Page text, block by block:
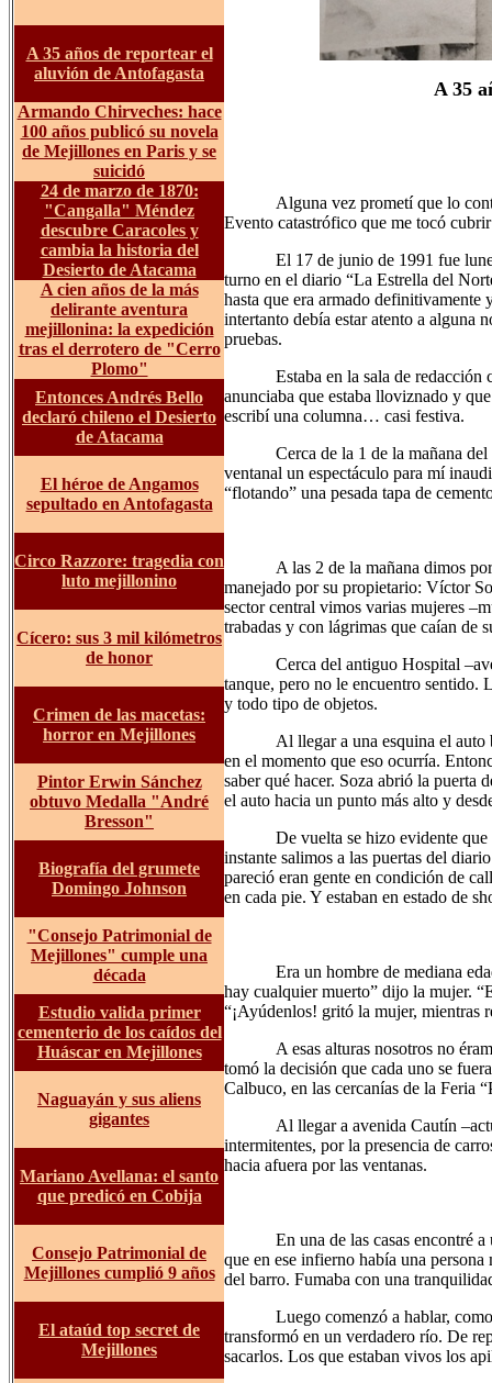
A 35
Alguna vez prometí que lo
Evento catastrófico que me tocó
El 17 de junio de 1991 fue
turno en el diario “La Estrella del
hasta que era armado definitivamente
intertanto debía estar atento a alguna
pruebas.
Estaba en la sala de
anunciaba que estaba lloviznado y
escribí una columna… casi festiva.
Cerca de la 1 de la mañana
ventanal un espectáculo para mí
“flotando” una pesada tapa de
A las 2 de la mañana dimos
manejado por su propietario: Víctor
sector central vimos varias mujeres
trabadas y con lágrimas que caían de
Cerca del antiguo Hospital
tanque, pero no le encuentro sentido.
y todo tipo de objetos.
Al llegar a una esquina el
en el momento que eso ocurría.
saber qué hacer. Soza abrió la puerta
el auto hacia un punto más alto y
De vuelta se hizo evidente
instante salimos a las puertas del
pareció eran gente en condición de
en cada pie. Y estaban en estado de
Era un hombre de mediana
hay cualquier muerto” dijo la mujer.
“¡Ayúdenlos! gritó la mujer, mientras
A esas alturas nosotros no
tomó la decisión que cada uno se
Calbuco, en las cercanías de la Feria
Al llegar a avenida Cautín
intermitentes, por la presencia de
hacia afuera por las ventanas.
En una de las casas encontré
que en ese infierno había una
del barro. Fumaba con una
Luego comenzó a hablar,
transformó en un verdadero río. De
sacarlos. Los que estaban vivos los
A 35 años de reportear el
aluvión de Antofagasta
Armando Chirveches: hace
100 años publicó su novela
de Mejillones en Paris y se
suicidó
24 de marzo de 1870:
"Cangalla" Méndez
descubre Caracoles y
cambia la historia del
Desierto de Atacama
A cien años de la más
delirante aventura
mejillonina: la expedición
tras el derrotero de "Cerro
Plomo"
Entonces Andrés Bello
declaró chileno el Desierto
de Atacama
El héroe de Angamos
sepultado en Antofagasta
Circo Razzore: tragedia con
luto mejillonino
Cícero: sus 3 mil kilómetros
de honor
Crimen de las macetas:
horror en Mejillones
Pintor Erwin Sánchez
obtuvo Medalla "André
Bresson"
Biografía del grumete
Domingo Johnson
"Consejo Patrimonial de
Mejillones" cumple una
década
Estudiovalida primer
cementerio de los caídos del
Huáscar en Mejillones
Naguayán y sus aliens
gigantes
Mariano Avellana: el santo
que predicó en Cobija
Consejo Patrimonial de
Mejillones cumplió 9 años
El ataúd top secret de
Mejillones